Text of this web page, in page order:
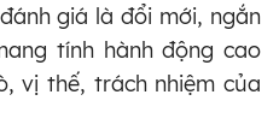
giá là đổi mới, ngắn
tính hành động cao
vị thế, trách nhiệm của